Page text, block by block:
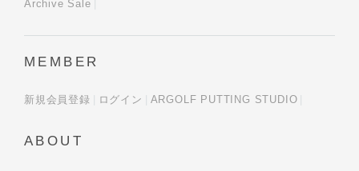
Archive Sale
MEMBER
新規会員登録 ログイン ARGOLF PUTTING STUDIO
ABOUT